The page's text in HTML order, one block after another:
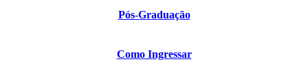
Pós-Graduação
Como Ingressar